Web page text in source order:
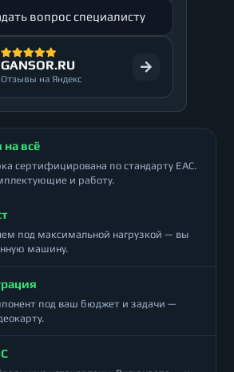
вопрос специалисту
GANSOR.RU
Отзывы на Яндекс
на всё
сертифицирована по стандарту ЕАС.
и работу.
под максимальной нагрузкой — вы
машину.
под ваш бюджет и задачи —